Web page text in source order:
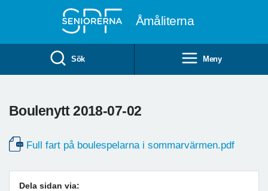
Åmåliterna
Sök Meny
Boulenytt 2018-07-02
Full fart på boulespelarna i sommarvärmen.pdf
Dela sidan via: